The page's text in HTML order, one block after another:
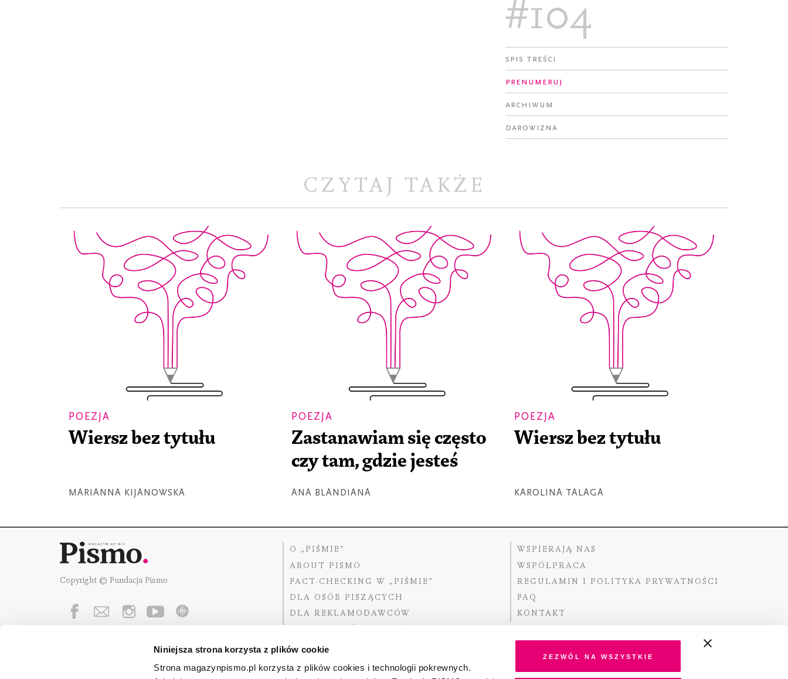
Niniejsza strona korzysta z plików cookie
Strona magazynpismo.pl korzysta z plików cookies i technologii pokrewnych.
Zezwól na wszystkie
#104
Spis treści
Prenumeruj
Archiwum
Darowizna
CZYTAJ TAKŻE
POEZJA
Wiersz bez tytułu
MARIANNA KIJANOWSKA
POEZJA
Zastanawiam się często
czy tam, gdzie jesteś
ANA BLANDIANA
POEZJA
Wiersz bez tytułu
KAROLINA TALAGA
Copyright © Fundacja Pismo
O „PIŚMIE”
ABOUT PISMO
FACT-CHECKING W „PIŚMIE”
DLA OSÓB PISZĄCYCH
DLA REKLAMODAWCÓW
WSPIERAJĄ NAS
WSPÓŁPRACA
REGULAMIN I POLITYKA PRYWATNOŚCI
FAQ
KONTAKT
Fundację Pismowspierają: